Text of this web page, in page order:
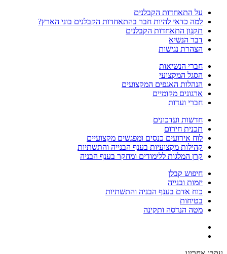
על התאחדות הקבלנים
למה כדאי להיות חבר בהתאחדות הקבלנים בוני הארץ?
תקנון התאחדות הקבלנים
דבר הנשיא
הצהרת נגישות
חברי הנשיאות
הסגל המקצועי
הנהלות האגפים המקצועים
ארגונים מקומיים
חברי ועדות
חדשות ועדכונים
תכנית חירום
לוח אירועים כנסים ומפגשים מקצועיים
קהילות מקצועיות בענף הבנייה והתשתיות
קרן המלגות ללימודים ומחקר בענף הבניה
חיפוש קבלן
יזמות ובנייה
כוח אדם בענף הבניה והתשתיות
בטיחות
מטה הנדסה ותקינה